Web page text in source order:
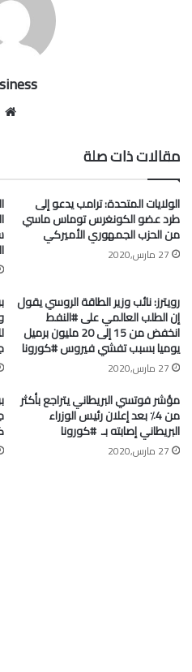
مقالات ذات صلة
الولايات المتحدة: ترامب يدعو إلى
طرد عضو الكونغرس توماس ماسي
من الحزب الجمهوري الأميركي
27 مارس,2020
رويترز: نائب وزير الطاقة الروسي يقول
إن الطلب العالمي على #النفط
انخفض من 15 إلى 20 مليون برميل
يوميا بسبب تفشي فيروس #كورونا
27 مارس,2020
مؤشر فوتسي البريطاني يتراجع بأكثر
من 4٪ بعد إعلان رئيس الوزراء
البريطاني إصابته بـ ⁧ #كورونا⁩
27 مارس,2020